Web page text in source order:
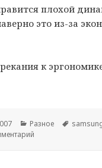
плохой
это из-за
к
Рубрики
Разное Метки